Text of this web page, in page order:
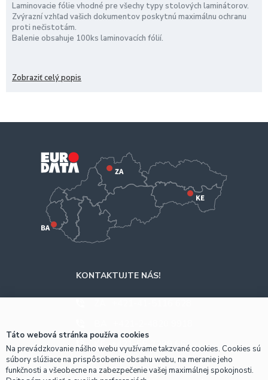
Laminovacie fólie vhodné pre všechy typy stolových laminátorov.
Zvýrazní vzhľad vašich dokumentov poskytnú maximálnu ochranu
proti nečistotám.
Balenie obsahuje 100ks laminovacích fólií.
Zobraziť celý popis
KONTAKTUJTE NÁS!
KE +421-55-7289 653
Táto webová stránka používa cookies
Na prevádzkovanie nášho webu využívame takzvané cookies. Cookies sú
súbory slúžiace na prispôsobenie obsahu webu, na meranie jeho
funkčnosti a všeobecne na zabezpečenie vašej maximálnej spokojnosti.